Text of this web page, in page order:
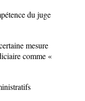
du juge
mesure
comme «